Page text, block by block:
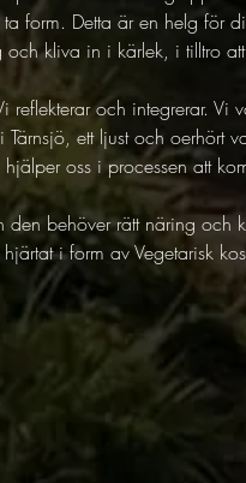
form. Detta är en helg för
kliva in i kärlek, i tilltro
och integrerar. Vi
ett ljust och oerhört
oss i processen att
behöver rätt näring
i form av Vegetarisk